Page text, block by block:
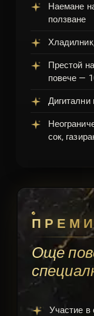
Наемане
ползване
Престой
повече —
Дигитални
сок,
Още
Участие в